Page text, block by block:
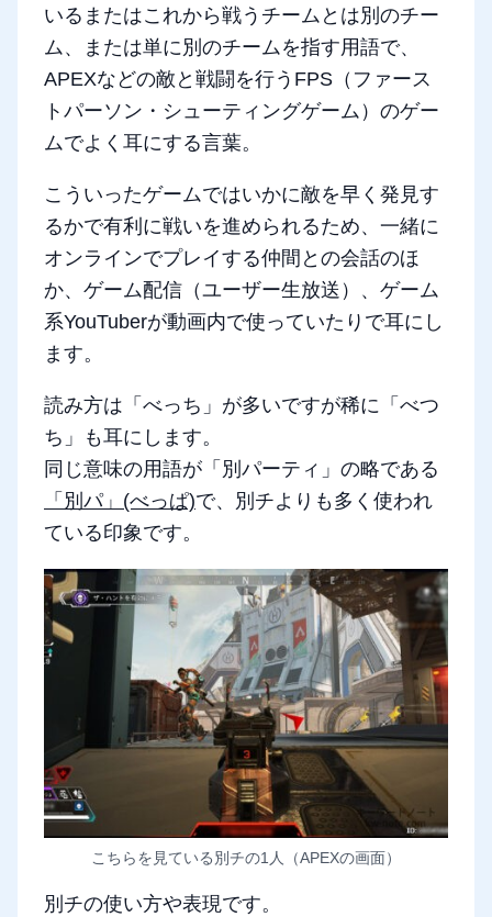
いるまたはこれから戦うチームとは別のチー
ム、または単に別のチームを指す用語で、
APEXなどの敵と戦闘を行うFPS（ファース
トパーソン・シューティングゲーム）のゲー
ムでよく耳にする言葉。
こういったゲームではいかに敵を早く発見す
るかで有利に戦いを進められるため、一緒に
オンラインでプレイする仲間との会話のほ
か、ゲーム配信（ユーザー生放送）、ゲーム
系YouTuberが動画内で使っていたりで耳にし
ます。
読み方は「べっち」が多いですが稀に「べつ
ち」も耳にします。
同じ意味の用語が「別パーティ」の略である
「別パ」(べっぱ)で、別チよりも多く使われ
ている印象です。
こちらを見ている別チの1人（APEXの画面）
別チの使い方や表現です。